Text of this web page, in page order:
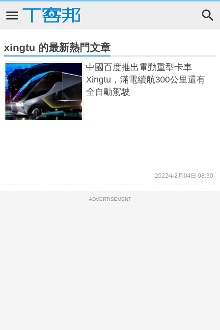
xingtu 的最新熱門文章
中國百度推出電動重型卡車
Xingtu，滿電續航300公里還有
全自動駕駛
2022年2月04日 08:30
ADVERTISEMENT